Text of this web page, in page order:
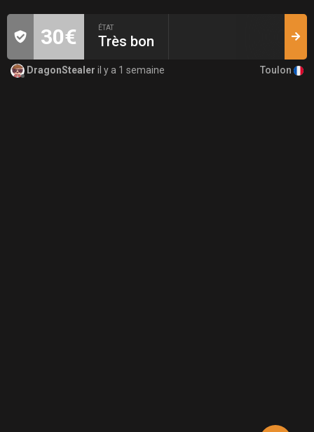
30€ ÉTAT
Très bon
DragonStealer il y a 1 semaine Toulon